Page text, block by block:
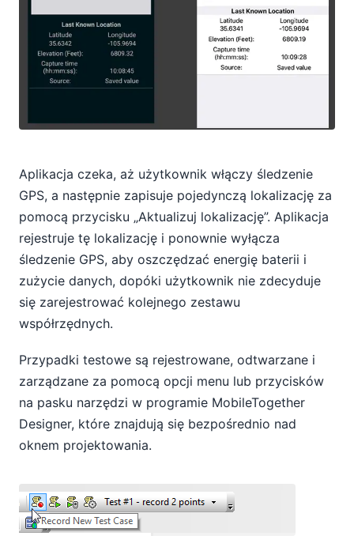
Aplikacja czeka, aż użytkownik włączy śledzenie
GPS, a następnie zapisuje pojedynczą lokalizację za
pomocą przycisku „Aktualizuj lokalizację”. Aplikacja
rejestruje tę lokalizację i ponownie wyłącza
śledzenie GPS, aby oszczędzać energię baterii i
zużycie danych, dopóki użytkownik nie zdecyduje
się zarejestrować kolejnego zestawu
współrzędnych.
Przypadki testowe są rejestrowane, odtwarzane i
zarządzane za pomocą opcji menu lub przycisków
na pasku narzędzi w programie MobileTogether
Designer, które znajdują się bezpośrednio nad
oknem projektowania.